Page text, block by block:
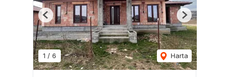
1 / 6 Harta
Previous Next